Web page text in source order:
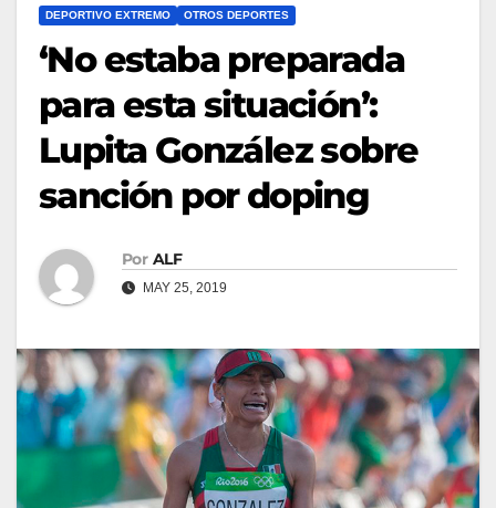
DEPORTIVO EXTREMO OTROS DEPORTES
‘No estaba preparada
para esta situación’:
Lupita González sobre
sanción por doping
Por ALF
MAY 25, 2019